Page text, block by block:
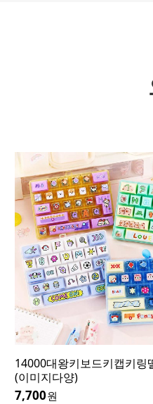
14000대왕키보드키캡키링
(이미지다양)
7,700원